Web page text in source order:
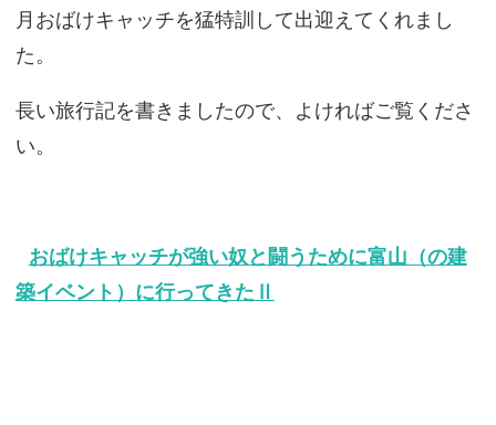
月おばけキャッチを猛特訓して出迎えてくれまし
た。
長い旅行記を書きましたので、よければご覧くださ
い。
おばけキャッチが強い奴と闘うために富山（の建
築イベント）に行ってきたⅡ